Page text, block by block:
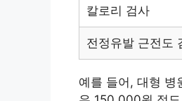
칼로리 검사
전정유발 근전도
예를 들어, 대형